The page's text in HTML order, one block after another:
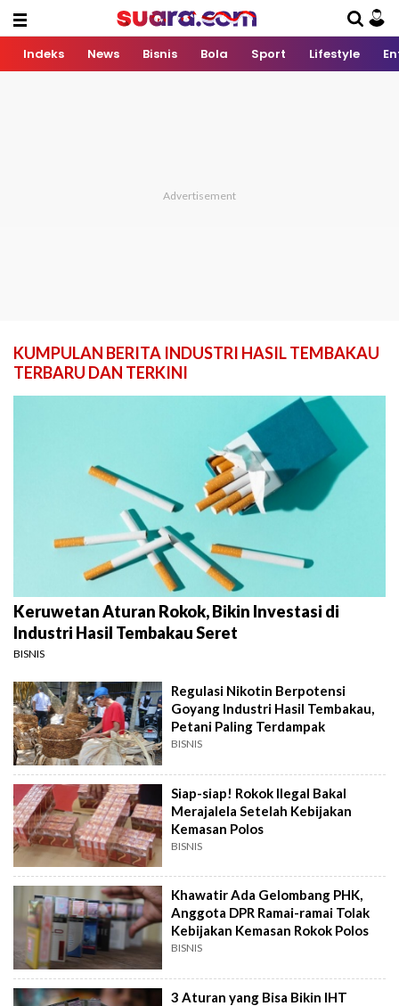
Indeks News Bisnis Bola Sport Lifestyle
KUMPULAN BERITA INDUSTRI HASIL TEMBAKAU
TERBARU DAN TERKINI
Keruwetan Aturan Rokok, Bikin Investasi di
Industri Hasil Tembakau Seret
BISNIS
Regulasi Nikotin Berpotensi
Goyang Industri Hasil Tembakau,
Petani Paling Terdampak
BISNIS
Siap-siap! Rokok Ilegal Bakal
Merajalela Setelah Kebijakan
Kemasan Polos
BISNIS
Khawatir Ada Gelombang PHK,
Anggota DPR Ramai-ramai Tolak
Kebijakan Kemasan Rokok Polos
BISNIS
3 Aturan yang Bisa Bikin IHT